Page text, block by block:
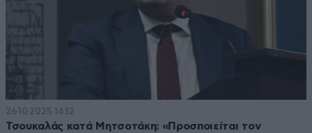
26·10·2025 14:12
Τσουκαλάς κατά Μητσοτάκη: «Προσποιείται τον